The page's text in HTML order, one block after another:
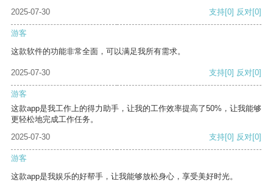
2025-07-30
支持[0] 反对[0]
游客
这款软件的功能非常全面，可以满足我所有需求。
2025-07-30 支持[0] 反对[0]
游客
这款app是我工作上的得力助手，让我的工作效率提高了50%，让我能够
更轻松地完成工作任务。
2025-07-30
支持[0] 反对[0]
游客
这款app是我娱乐的好帮手，让我能够放松身心，享受美好时光。